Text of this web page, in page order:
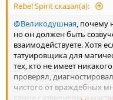
Rebel Spirit сказал(а):
@Великодушная, почему
но он должен быть
взаимодействуете. Хотя
татуировщика для
тех, кто не имеет
проверял,
чистого от враждебных
самое с ювелиром и